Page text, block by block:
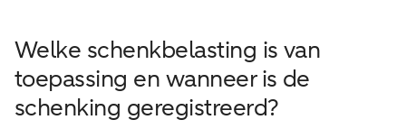
Welke schenkbelasting is van
toepassing en wanneer is de
schenking geregistreerd?